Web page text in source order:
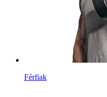
Férfiak